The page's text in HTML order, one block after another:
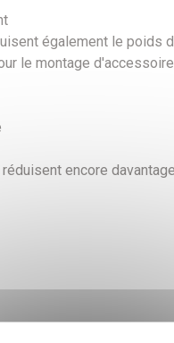
également le poids
le montage
encore